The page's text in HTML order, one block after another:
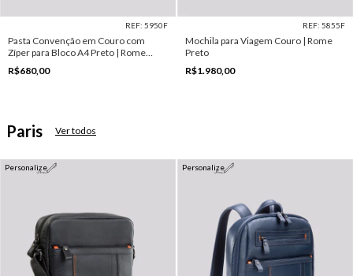
REF: 5950F
Pasta Convenção em Couro com
Zíper para Bloco A4 Preto | Rome
Preto
R$680,00
REF: 5855F
Mochila para Viagem Couro | Rome
Preto
R$1.980,00
Paris Ver todos
Personalize Personalize